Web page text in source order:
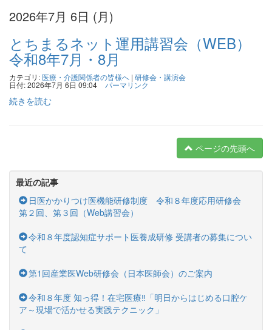
2026年7月 6日 (月)
とちまるネット運用講習会（WEB）
令和8年7月・8月
カテゴリ:医療・介護関係者の皆様へ | 研修会・講演会
日付: 2026年7月 6日 09:04 パーマリンク
続きを読む
ページの先頭へ
最近の記事
日医かかりつけ医機能研修制度 令和８年度応用研修会
第２回、第３回（Web講習会）
令和８年度認知症サポート医養成研修 受講者の募集につい
て
第1回産業医Web研修会（日本医師会）のご案内
令和８年度 知っ得！在宅医療‼「明日からはじめる口腔ケ
ア～現場で活かせる実践テクニック」